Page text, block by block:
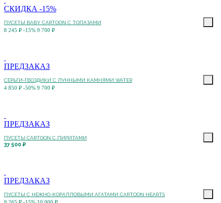
СКИДКА -15%
ПУСЕТЫ BABY CARTOON С ТОПАЗАМИ
8 245 ₽ -15% 9 700 ₽
ПРЕДЗАКАЗ
СЕРЬГИ-ГВОЗДИКИ С ЛУННЫМИ КАМНЯМИ WATER
4 850 ₽ -50% 9 700 ₽
ПРЕДЗАКАЗ
ПУСЕТЫ CARTOON C ПИРИТАМИ
37 500 ₽
ПРЕДЗАКАЗ
ПУСЕТЫ C НЕЖНО-КОРАЛЛОВЫМИ АГАТАМИ CARTOON HEARTS